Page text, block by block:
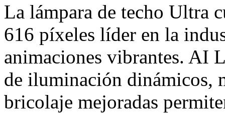
La lámpara de techo Ultra
616 píxeles líder en la
animaciones vibrantes. AI
de iluminación dinámicos,
bricolaje mejoradas